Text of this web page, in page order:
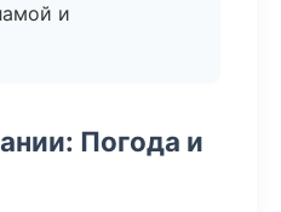
и
Погода и